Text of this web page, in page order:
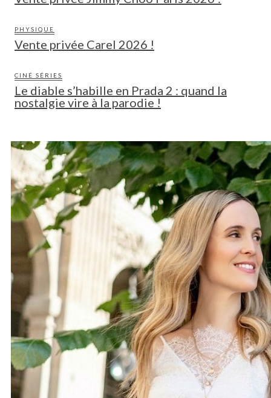
PHYSIQUE
Vente privée Carel 2026 !
CINÉ SÉRIES
Le diable s’habille en Prada 2 : quand la
nostalgie vire à la parodie !